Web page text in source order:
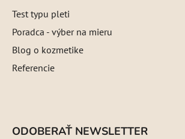
Test typu pleti
Poradca - výber na mieru
Blog o kozmetike
Referencie
ODOBERAŤ NEWSLETTER